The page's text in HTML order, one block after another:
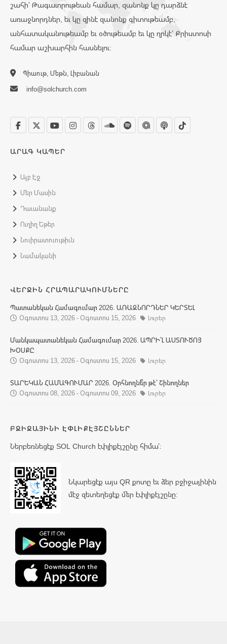
շահի՝ Թագաւորութեան համար, զանոնք կը դարձնէ
առաջնորդներ, եւ կը զինէ զանոնք գիտութեամբ,
անհատականութեամբ եւ օծութեամբ եւ կը ղրկէ՝ Քրիստոսի
համար աշխարհին հասնելու:
Պիաութ, Մեթն, Լիբանան
info@solchurch.com
ԱՐԱԳ ԿԱՊԵՐ
Այբ Էջ
Մեր Մասին
Դաւանանք
Ուղիղ Եթեր
Նուիրատուութիւն
Նամականի
ՎԵՐՋԻՆ ՀՐԱՊԱՐԱԿՈՒՄՆԵՐԸ
Պատանեկան Համագումար 2026. ԱՌԱՋՆՈՐԴՆԵՐ ԿԵՐՏԵԼ
Օգոստոս 13, 2026 - Օգոստոս 15, 2026
Լուրեր
Մանկապատանեկան Համագումար 2026. ԱՊՐԻ՛Լ ԱՍՏՈՒԾՈՅ
ԽՕՍՔԸ
Օգոստոս 13, 2026 - Օգոստոս 15, 2026
Լուրեր
ՏԱՐԵԿԱՆ ՀԱՄԱԳՈՒՄԱՐ 2026. Օրհնողնե՞ր թէ՝ Շինողներ
Օգոստոս 08, 2026 - Օգոստոս 09, 2026
Լուրեր
ԲՋԻՋԱՅԻՆԻ ԷՓԼԻՔԷՅՇԸՆՆԵՐ
Ներբեռնեցէք SOL Church էփլիքէյշընը հիմա՛։
Նկարեցէք այս QR քոտը եւ ձեր բջիջայինին
մէջ զետեղեցէք մեր էփլիքէյշընը: